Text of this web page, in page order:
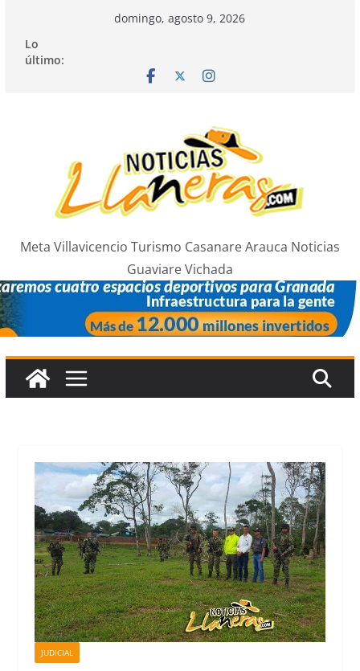
contenido
domingo, agosto 9, 2026
Lo
último:
Meta Villavicencio Turismo Casanare Arauca Noticias
Guaviare Vichada
JUDICIAL